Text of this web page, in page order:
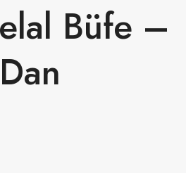
Büfe –